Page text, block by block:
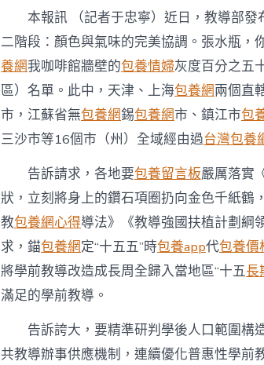
前
本報訊 （記者于忠寧）近日，教導部
二階段：顏色與氣味的完美協調。張水瓶，
養網我咖啡館牆壁的包養情婦灰度百分之五
區）名單。此中，天津、上海包養網兩個直
市，江蘇省無包養網錫包養網市、鎮江市包
三沙市等16個市（州）全域經由過台灣包養
告訴請求，各地要包養留言板嚴厲落實
狀，立刻將身上的鑽石項圈扔向金色千紙鶴
教包養網心得導法》《教導強國扶植計劃綱
求，錨包養網定“十五五”時包養app代包養
將學前教導改造成長周全歸入當地區“十五長
滿足的學前教導。
告訴誇大，要精準研判學後人口範圍構
共教導辦事供應機制，連續優化普惠性學前